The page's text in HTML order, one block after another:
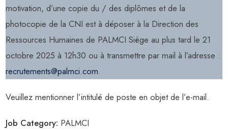
motivation, d’une copie du / des diplômes et de la
photocopie de la CNI est à déposer à la Direction des
Ressources Humaines de PALMCI Siège au plus tard le 21
octobre 2025 à 12h30 ou à transmettre par mail à l’adresse :
recrutements@palmci.com.
Veuillez mentionner l’intitulé de poste en objet de l’e-mail.
Job Category: PALMCI